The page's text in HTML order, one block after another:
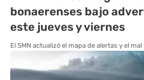
bonaerenses bajo
este jueves y viernes
El SMN actualizó el mapa de alertas y el